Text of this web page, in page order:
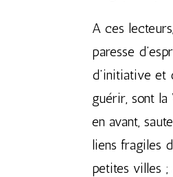
A ces
paresse
d’initiative et
guérir, sont la
en avant,
liens fragiles
petites villes ;